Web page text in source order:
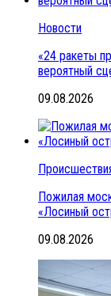
Новости
«24 ракеты
вероятный
09.08.2026
Пожилая
«Лосиный
09.08.2026